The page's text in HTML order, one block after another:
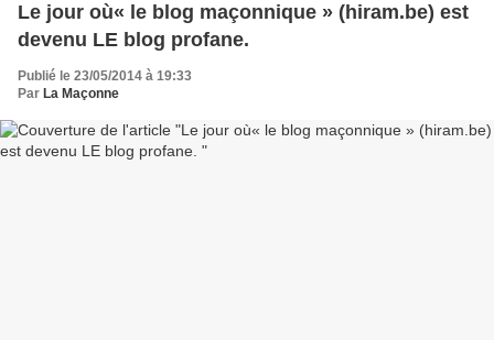
Le jour où« le blog maçonnique » (hiram.be) est
devenu LE blog profane.
Publié le 23/05/2014 à 19:33
Par La Maçonne